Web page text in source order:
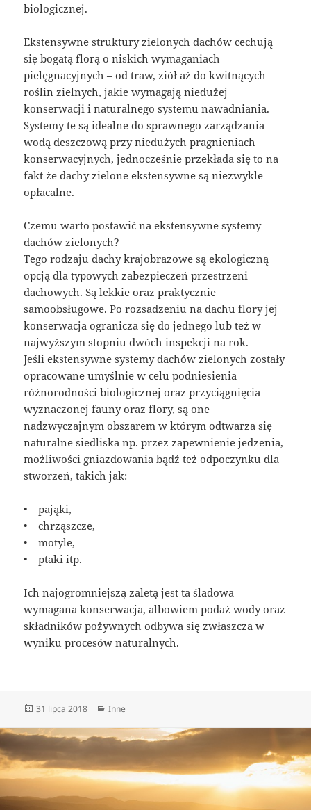
biologicznej.
Ekstensywne struktury zielonych dachów cechują
się bogatą florą o niskich wymaganiach
pielęgnacyjnych – od traw, ziół aż do kwitnących
roślin zielnych, jakie wymagają niedużej
konserwacji i naturalnego systemu nawadniania.
Systemy te są idealne do sprawnego zarządzania
wodą deszczową przy niedużych pragnieniach
konserwacyjnych, jednocześnie przekłada się to na
fakt że dachy zielone ekstensywne są niezwykle
opłacalne.
Czemu warto postawić na ekstensywne systemy
dachów zielonych?
Tego rodzaju dachy krajobrazowe są ekologiczną
opcją dla typowych zabezpieczeń przestrzeni
dachowych. Są lekkie oraz praktycznie
samoobsługowe. Po rozsadzeniu na dachu flory jej
konserwacja ogranicza się do jednego lub też w
najwyższym stopniu dwóch inspekcji na rok.
Jeśli ekstensywne systemy dachów zielonych zostały
opracowane umyślnie w celu podniesienia
różnorodności biologicznej oraz przyciągnięcia
wyznaczonej fauny oraz flory, są one
nadzwyczajnym obszarem w którym odtwarza się
naturalne siedliska np. przez zapewnienie jedzenia,
możliwości gniazdowania bądź też odpoczynku dla
stworzeń, takich jak:
• pająki,
• chrząszcze,
• motyle,
• ptaki itp.
Ich najogromniejszą zaletą jest ta śladowa
wymagana konserwacja, albowiem podaż wody oraz
składników pożywnych odbywa się zwłaszcza w
wyniku procesów naturalnych.
Data
31 lipca 2018 Kategorie
Inne